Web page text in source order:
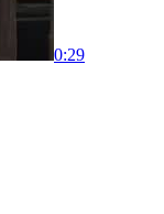
0:29